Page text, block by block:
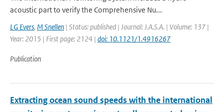
acoustic part to verify the Comprehensive Nu...
LG Evers, M Snellen | Status: published | Journal: J.A.S.A. | Volume: 137 |
Year: 2015 | First page: 2124 | doi: 10.1121/1.4916267
Publication
Extracting ocean sound speeds with the international